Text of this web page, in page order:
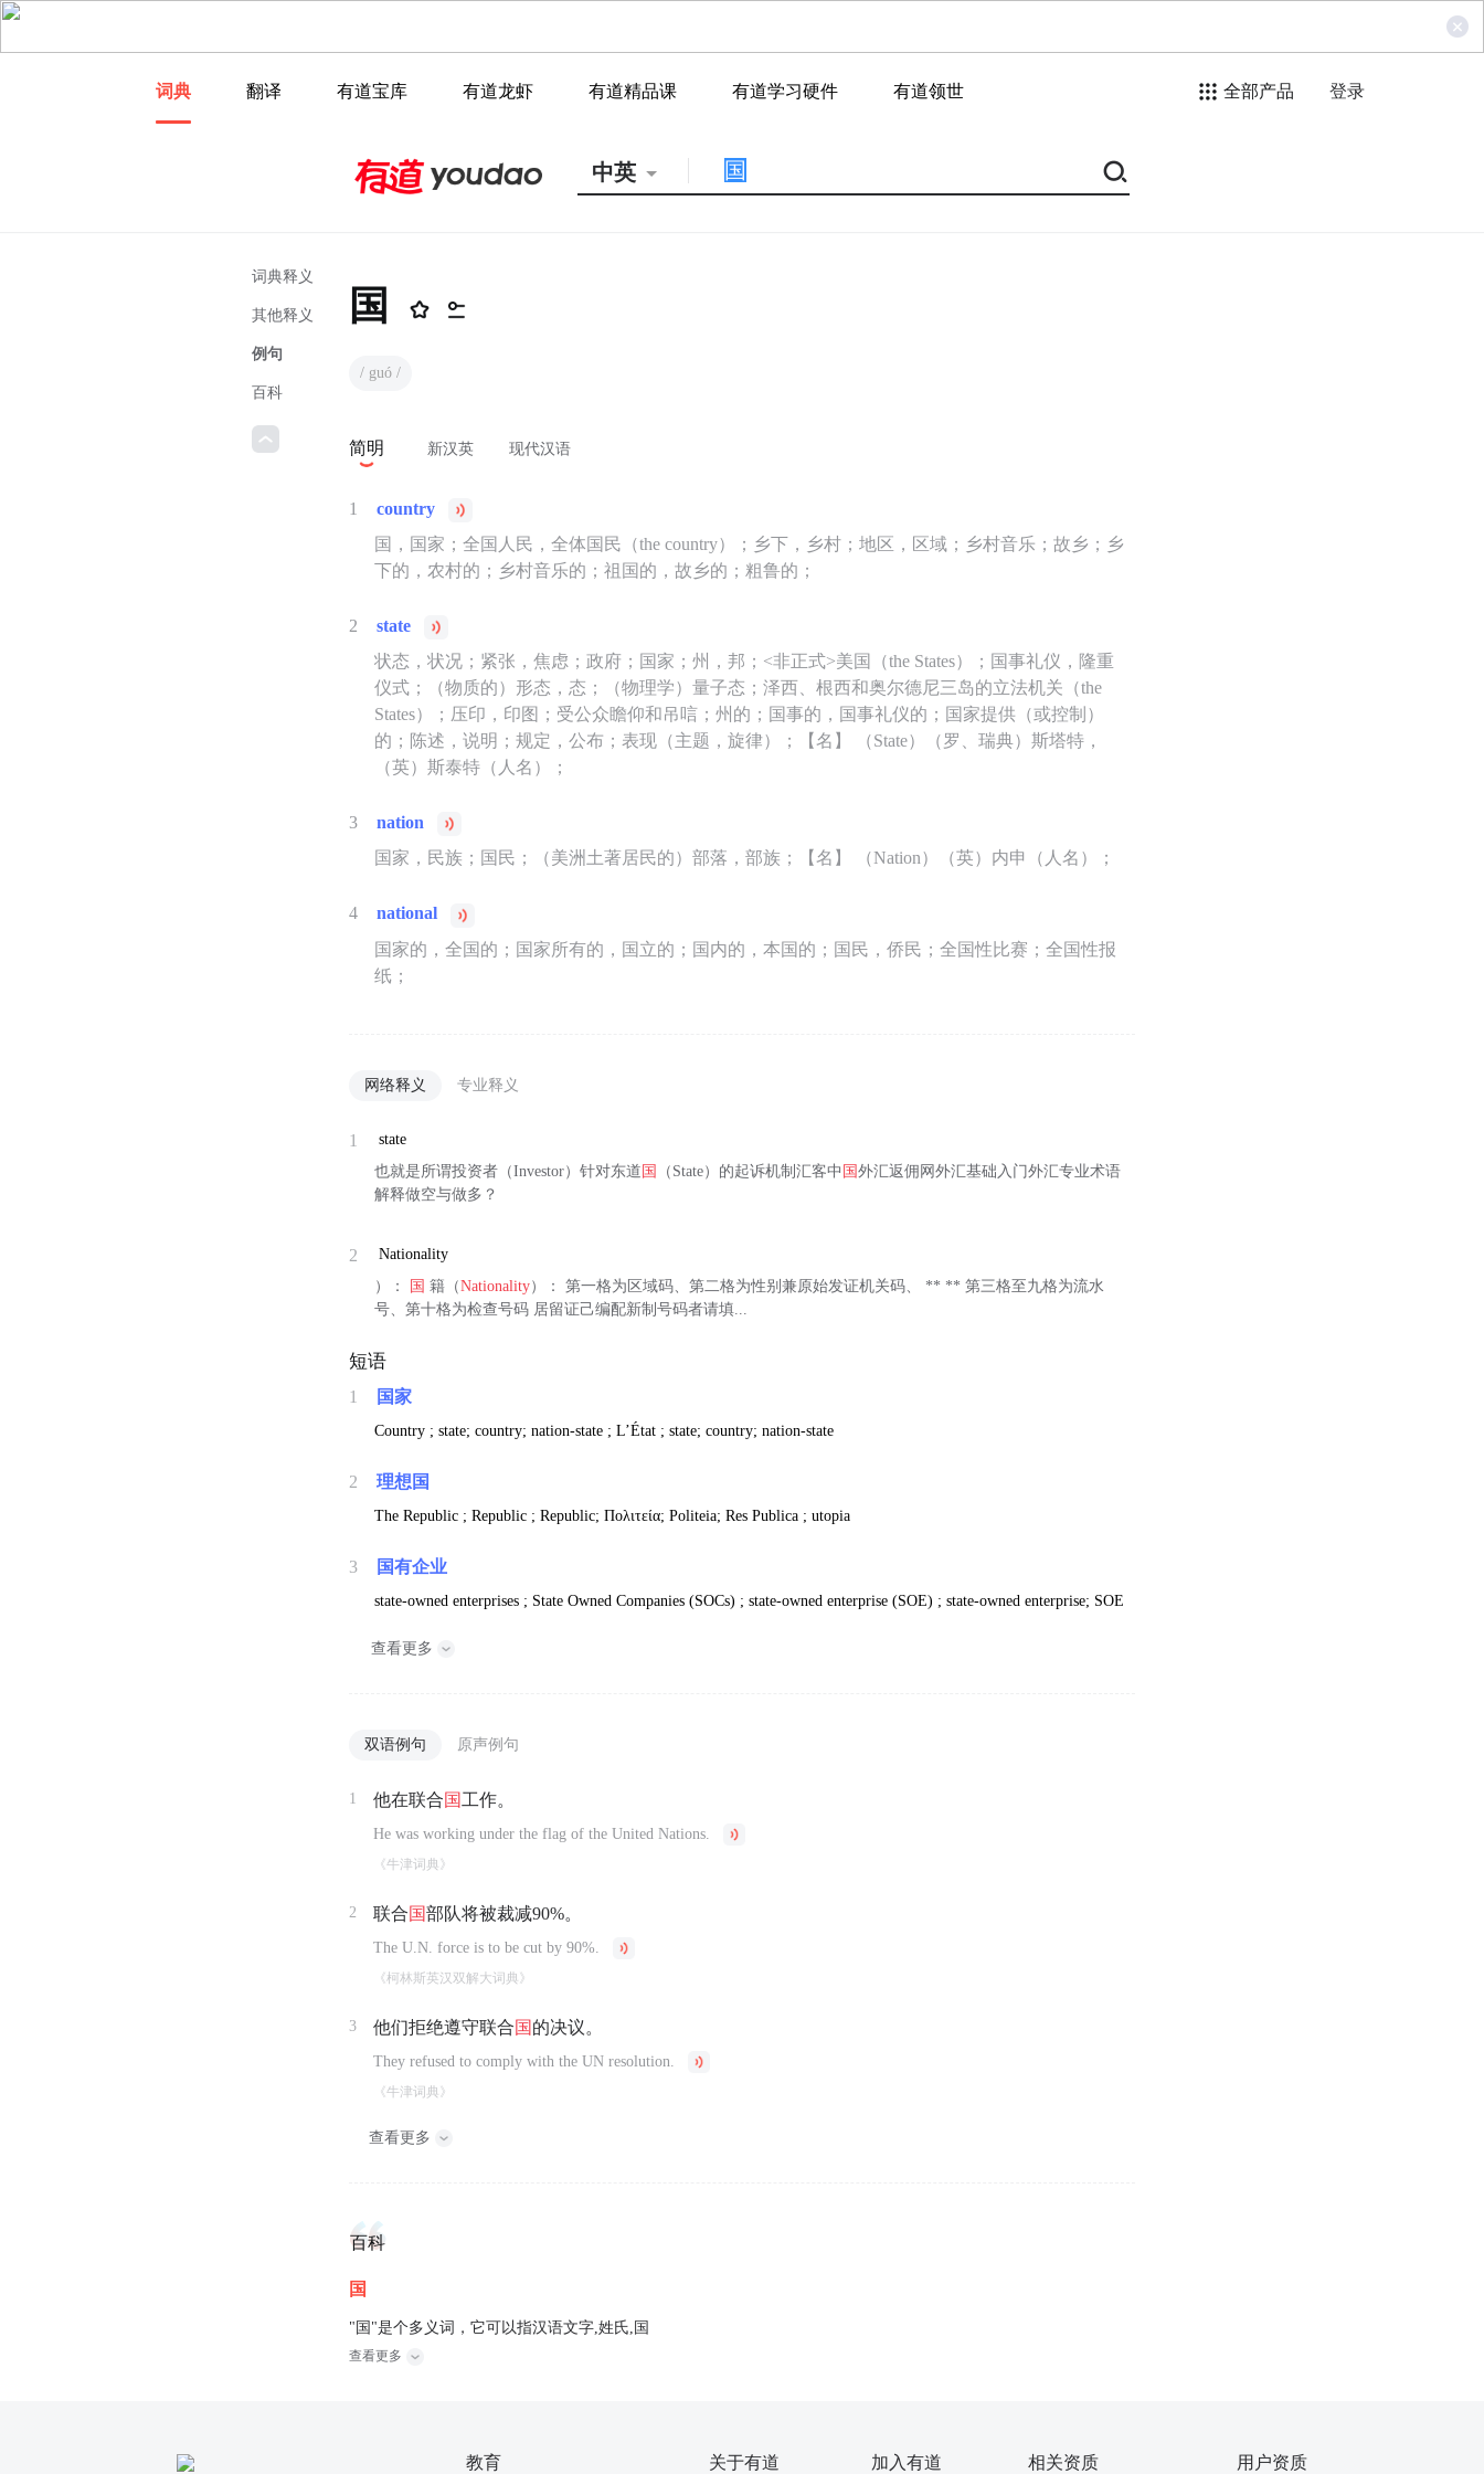
词典 翻译 有道宝库 有道龙虾 有道精品课 有道学习硬件 有道领世 全部产品 登录
中英
词典释义
其他释义
例句
百科
国
/ guó /
简明 新汉英 现代汉语
1
country
国，国家；全国人民，全体国民（the country）；乡下，乡村；地区，区域；乡村音乐；故乡；乡
下的，农村的；乡村音乐的；祖国的，故乡的；粗鲁的；
2
state
状态，状况；紧张，焦虑；政府；国家；州，邦；<非正式>美国（the States）；国事礼仪，隆重
仪式；（物质的）形态，态；（物理学）量子态；泽西、根西和奥尔德尼三岛的立法机关（the
States）；压印，印图；受公众瞻仰和吊唁；州的；国事的，国事礼仪的；国家提供（或控制）
的；陈述，说明；规定，公布；表现（主题，旋律）；【名】 （State）（罗、瑞典）斯塔特，
（英）斯泰特（人名）；
3
nation
国家，民族；国民；（美洲土著居民的）部落，部族；【名】 （Nation）（英）内申（人名）；
4
national
国家的，全国的；国家所有的，国立的；国内的，本国的；国民，侨民；全国性比赛；全国性报
纸；
网络释义 专业释义
1
state
也就是所谓投资者（Investor）针对东道 国 （State）的起诉机制汇客中 国外汇返佣网外汇基础入门外汇专业术语
解释做空与做多？
2
Nationality
）：
国 籍（Nationality）： 第一格为区域码、第二格为性别兼原始发证机关码、 ** ** 第三格至九格为流水
号、第十格为检查号码 居留证己编配新制号码者请填...
短语
1 国家
Country ; state; country; nation-state ; L’État ; state; country; nation-state
2 理想国
The Republic ; Republic ; Republic; Πολιτεία; Politeia; Res Publica ; utopia
3 国有企业
state-owned enterprises ; State Owned Companies (SOCs) ; state-owned enterprise (SOE) ; state-owned enterprise; SOE
查看更多
双语例句 原声例句
1 他在联合国工作。
He was working under the flag of the United Nations.
《牛津词典》
2 联合国部队将被裁减90%。
The U.N. force is to be cut by 90%.
《柯林斯英汉双解大词典》
3 他们拒绝遵守联合国 的决议。
They refused to comply with the UN resolution.
《牛津词典》
查看更多
百科
国
"国"是个多义词，它可以指汉语文字,姓氏,国
查看更多
教育 关于有道 加入有道 相关资质 用户资质